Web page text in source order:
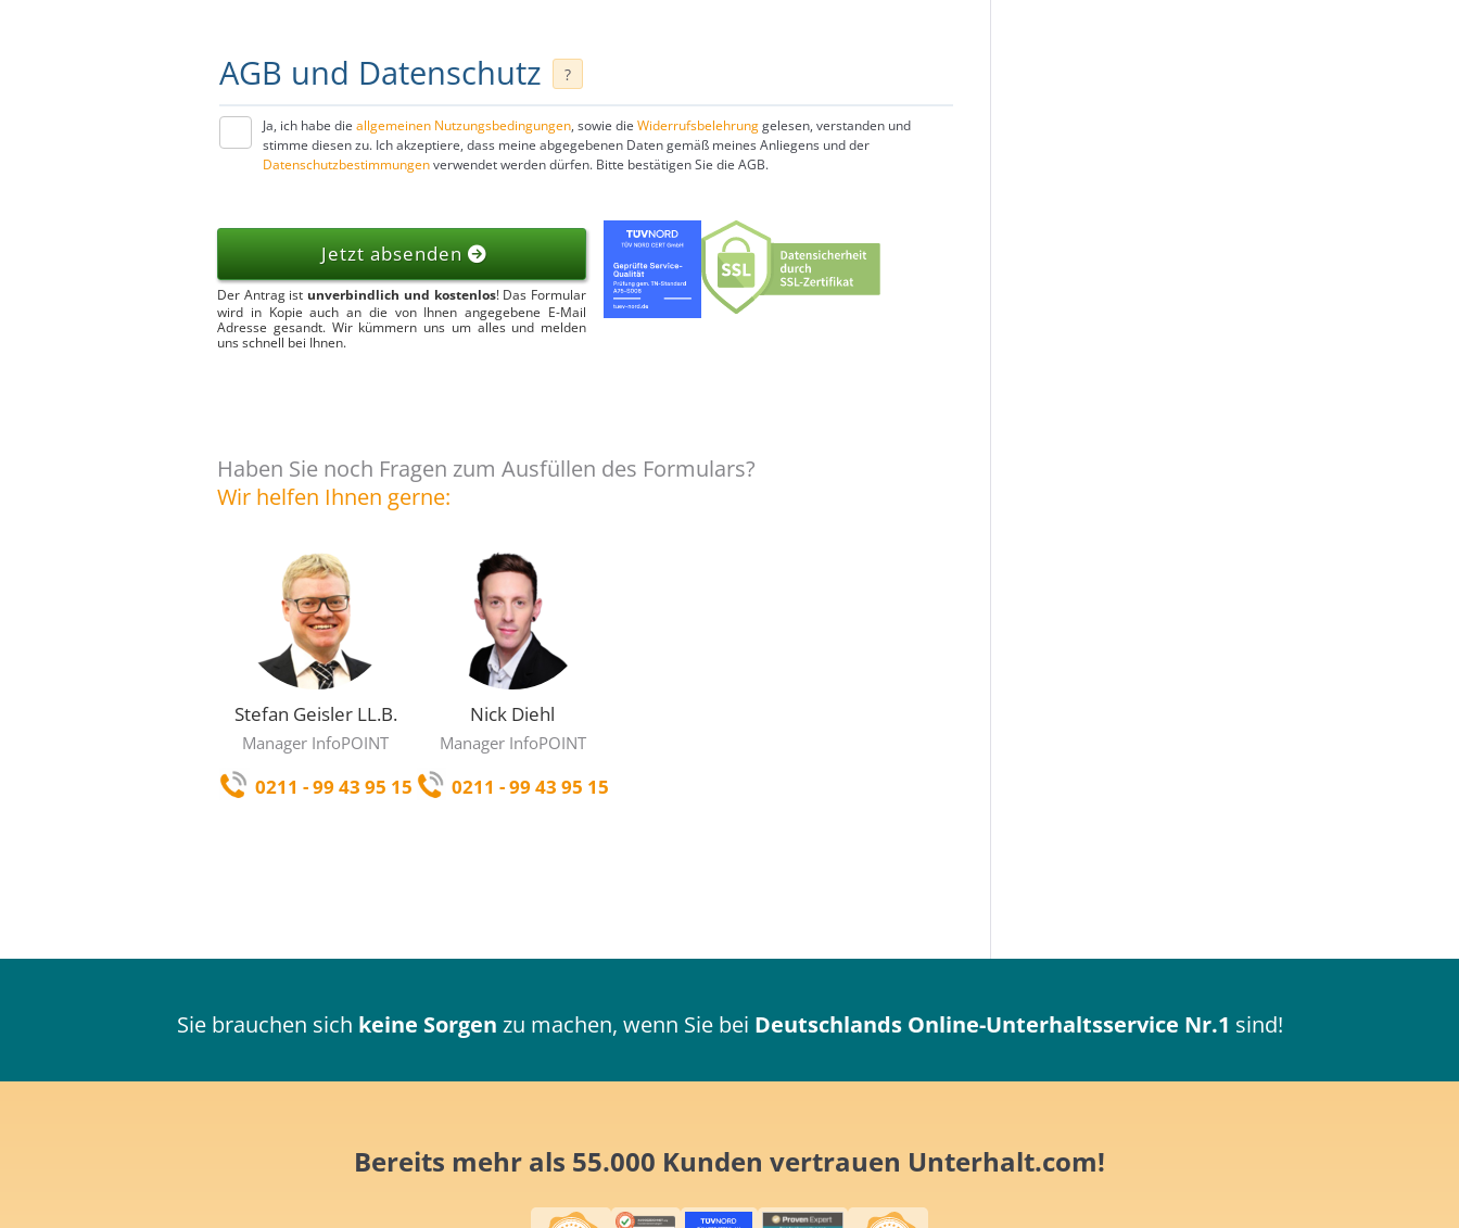
AGB und Datenschutz ?
Ja, ich habe die allgemeinen Nutzungsbedingungen, sowie die Widerrufsbelehrunggelesen, verstanden und
stimme diesen zu. Ich akzeptiere, dass meine abgegebenen Daten gemäß meines Anliegens und der
Datenschutzbestimmungenverwendet werden dürfen. Bitte bestätigen Sie die AGB.
Jetzt absenden
Der Antrag ist unverbindlich und kostenlos! Das Formular
wird in Kopie auch an die von Ihnen angegebene E-Mail
Adresse gesandt. Wir kümmern uns um alles und melden
uns schnell bei Ihnen.
Haben Sie noch Fragen zum Ausfüllen des Formulars?
Wir helfen Ihnen gerne:
Stefan Geisler LL.B.
Manager InfoPOINT
0211 - 99 43 95 15
Nick Diehl
Manager InfoPOINT
0211 - 99 43 95 15
Sie brauchen sich keine Sorgen zu machen, wenn Sie bei Deutschlands Online-Unterhaltsservice Nr.1 sind!
Bereits mehr als 55.000 Kunden vertrauen Unterhalt.com!